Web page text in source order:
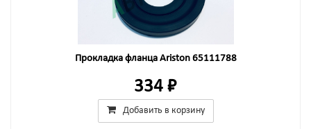
Прокладка фланца Ariston 65111788
334 ₽
Добавить в корзину